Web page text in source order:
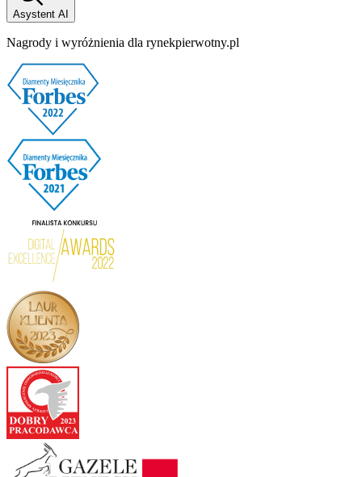
Asystent AI
Nagrody i wyróżnienia dla rynekpierwotny.pl